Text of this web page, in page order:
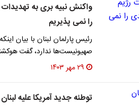
واکنش نبیه بری به
را نمی پذیریم
رئیس پارلمان لبنان با بیان
صهیونیست‌ها ندارد، گفت
۲۹ مهر ۱۴۰۳
توطئه جدید آمریکا علیه لبنان